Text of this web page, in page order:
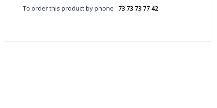
To order this product by phone : 73 73 73 77 42